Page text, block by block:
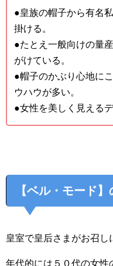
●皇族の帽子から有名
掛ける。
●たとえ一般向けの量
がけている。
●帽子のかぶり心地に
ウハウが多い。
●女性を美しく見える
【ベル・モード
皇室で皇后さまがお召し
年代的には５０代の女性